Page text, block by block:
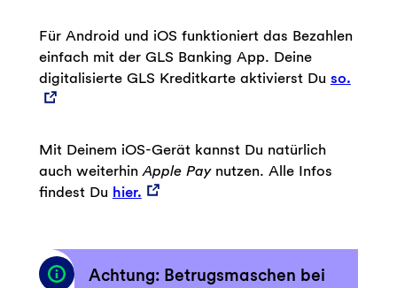
Für Android und iOS funktioniert das Bezahlen
einfach mit der GLS Banking App. Deine
digitalisierte GLS Kreditkarte aktivierst Du so.
Mit Deinem iOS-Gerät kannst Du natürlich
auch weiterhinApple Paynutzen. Alle Infos
findest Du hier.
Achtung: Betrugsmaschen bei